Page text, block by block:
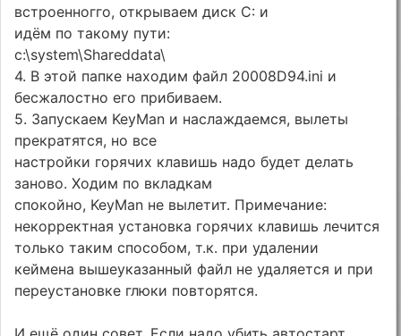
встроенногго, открываем диск C: и
идём по такому пути:
c:\system\Shareddata\
4. В этой папке находим файл 20008D94.ini и
бесжалостно его прибиваем.
5. Запускаем KeyMan и наслаждаемся, вылеты
прекратятся, но все
настройки горячих клавишь надо будет делать
заново. Ходим по вкладкам
спокойно, KeyMan не вылетит. Примечание:
некорректная установка горячих клавишь лечится
только таким способом, т.к. при удалении
кеймена вышеуказанный файл не удаляется и при
переустановке глюки повторятся.